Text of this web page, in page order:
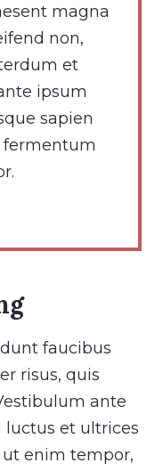
magna
non,
et
ipsum
sapien
fermentum
faucibus
risus, quis
ante
et ultrices
ut enim tempor,